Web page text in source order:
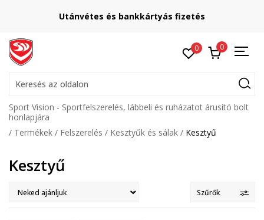
Utánvétes és bankkártyás fizetés
0 0
Keresés az oldalon
Sport Vision - Sportfelszerelés, lábbeli és ruházatot árusító bolt
honlapjára
Termékek
Felszerelés Kesztyűk és sálak Kesztyű
Kesztyű
Szűrők